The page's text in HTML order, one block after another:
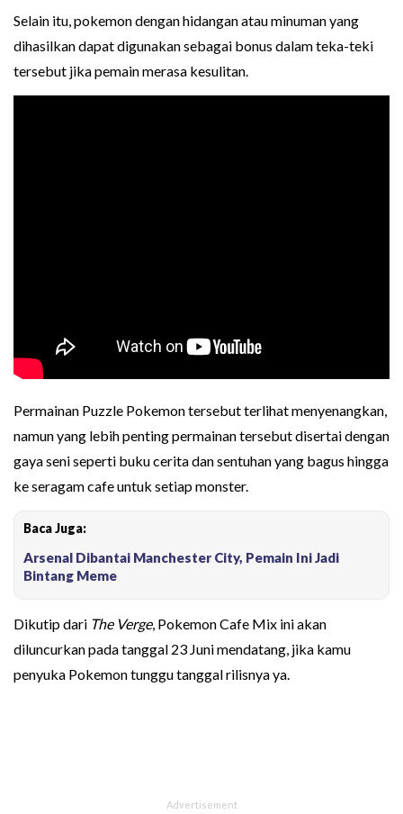
Selain itu, pokemon dengan hidangan atau minuman yang
dihasilkan dapat digunakan sebagai bonus dalam teka-teki
tersebut jika pemain merasa kesulitan.
Permainan Puzzle Pokemon tersebut terlihat menyenangkan,
namun yang lebih penting permainan tersebut disertai dengan
gaya seni seperti buku cerita dan sentuhan yang bagus hingga
ke seragam cafe untuk setiap monster.
Baca Juga:
Arsenal Dibantai Manchester City, Pemain Ini Jadi
Bintang Meme
Dikutip dari The Verge, Pokemon Cafe Mix ini akan
diluncurkan pada tanggal 23 Juni mendatang, jika kamu
penyuka Pokemon tunggu tanggal rilisnya ya.